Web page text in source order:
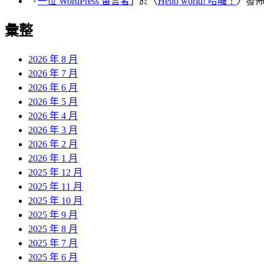
彙整
2026 年 8 月
2026 年 7 月
2026 年 6 月
2026 年 5 月
2026 年 4 月
2026 年 3 月
2026 年 2 月
2026 年 1 月
2025 年 12 月
2025 年 11 月
2025 年 10 月
2025 年 9 月
2025 年 8 月
2025 年 7 月
2025 年 6 月